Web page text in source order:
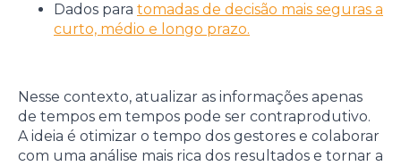
Dados para tomadas de decisão mais seguras a
curto, médio e longo prazo.
Nesse contexto, atualizar as informações apenas
de tempos em tempos pode ser contraprodutivo.
A ideia é otimizar o tempo dos gestores e colaborar
com uma análise mais rica dos resultados e tornar a